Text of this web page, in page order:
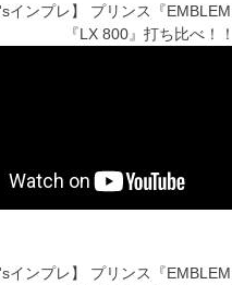
インプレ】 プリンス『
『LX 800』打ち比べ！！
インプレ】 プリンス『